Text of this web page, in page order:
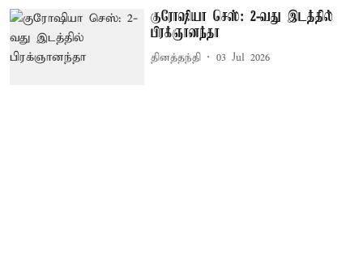
குரோஷியா செஸ்: 2-வது இடத்தில்
பிரக்ஞானந்தா
தினத்தந்தி 03 Jul 2026